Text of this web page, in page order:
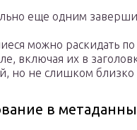
еще одним
можно раскидать по
включая их в
но не слишком близко
в